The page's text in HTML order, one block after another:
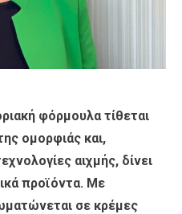
φόρμουλα τίθεται
ομορφιάς και,
αιχμής, δίνει
προϊόντα. Με
σε κρέμες